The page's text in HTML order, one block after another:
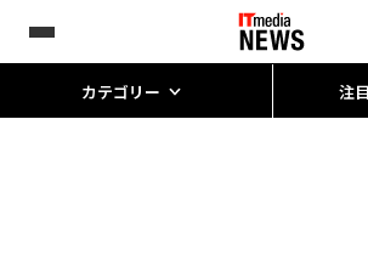
カテゴリー 注